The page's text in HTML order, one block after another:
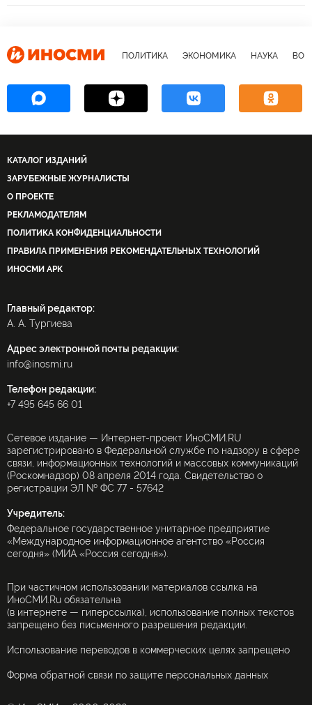
Григорий Родченков Виталий Мутко
Фатма Самура компания «Сухой
Министерство здравоохранения РФ (Минздрав РФ)
Трансмашхолдинг
добыча нефти
ПОЛИТИКА ЭКОНОМИКА НАУКА
КАТАЛОГ ИЗДАНИЙ
ЗАРУБЕЖНЫЕ ЖУРНАЛИСТЫ
О ПРОЕКТЕ
РЕКЛАМОДАТЕЛЯМ
ПОЛИТИКА КОНФИДЕНЦИАЛЬНОСТИ
ПРАВИЛА ПРИМЕНЕНИЯ РЕКОМЕНДАТЕЛЬНЫХ ТЕХНОЛОГИЙ
ИНОСМИ APK
Главный редактор:
А. А. Тургиева
Адрес электронной почты редакции:
info@inosmi.ru
Телефон редакции:
+7 495 645 66 01
Сетевое издание — Интернет-проект ИноСМИ.RU
зарегистрировано в Федеральной службе по надзору в сфере
связи, информационных технологий и массовых коммуникаций
(Роскомнадзор) 08 апреля 2014 года. Свидетельство о
регистрации ЭЛ № ФС 77 - 57642
Учредитель:
Федеральное государственное унитарное предприятие
«Международное информационное агентство «Россия
сегодня» (МИА «Россия сегодня»).
При частичном использовании материалов ссылка на
ИноСМИ.Ru обязательна
(в интернете — гиперссылка), использование полных текстов
запрещено без письменного разрешения редакции.
Использование переводов в коммерческих целях запрещено
Форма обратной связи по защите персональных данных